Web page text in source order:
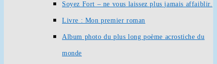
Soyez Fort – ne vous laissez plus jamais affaiblir.
Livre : Mon premier roman
Album photo du plus long poème acrostiche du
monde